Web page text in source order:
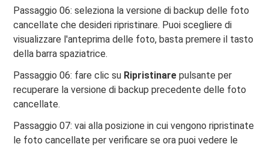
Passaggio 06: seleziona la versione di backup delle foto
cancellate che desideri ripristinare. Puoi scegliere di
visualizzare l'anteprima delle foto, basta premere il tasto
della barra spaziatrice.
Passaggio 06: fare clic su Ripristinarepulsante per
recuperare la versione di backup precedente delle foto
cancellate.
Passaggio 07: vai alla posizione in cui vengono ripristinate
le foto cancellate per verificare se ora puoi vedere le